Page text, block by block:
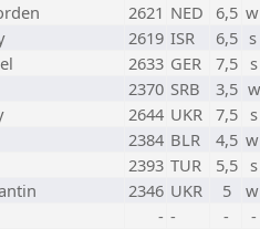
2621 NED 6,5
2619 ISR 6,5
2633 GER 7,5
2370 SRB 3,5
2644 UKR 7,5
2384 BLR 4,5
2393 TUR 5,5
2346 UKR 5
- - - -